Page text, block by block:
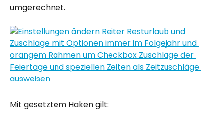
umgerechnet.
Mit gesetztem Haken gilt: